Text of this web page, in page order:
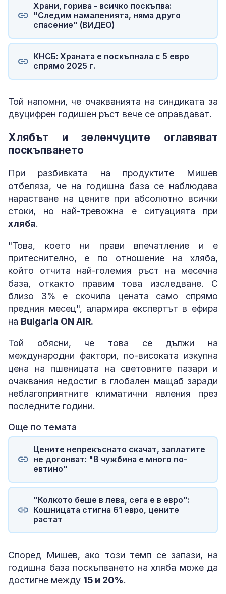
Храни, горива - всичко поскъпва:
"Следим намаленията, няма друго
спасение" (ВИДЕО)
КНСБ: Храната е поскъпнала с 5 евро
спрямо 2025 г.
Той напомни, че очакванията на синдиката за
двуцифрен годишен ръст вече се оправдават.
Хлябът и зеленчуците оглавяват
поскъпването
При разбивката на продуктите Мишев
отбеляза, че на годишна база се наблюдава
нарастване на цените при абсолютно всички
стоки, но най-тревожна е ситуацията при
хляба.
"Това, което ни прави впечатление и е
притеснително, е по отношение на хляба,
който отчита най-големия ръст на месечна
база, откакто правим това изследване. С
близо 3% е скочила цената само спрямо
предния месец", алармира експертът в ефира
на Bulgaria ON AIR.
Той обясни, че това се дължи на
международни фактори, по-високата изкупна
цена на пшеницата на световните пазари и
очаквания недостиг в глобален мащаб заради
неблагоприятните климатични явления през
последните години.
Още по темата
Цените непрекъснато скачат, заплатите
не догонват: "В чужбина е много по-
евтино"
"Колкото беше в лева, сега е в евро":
Кошницата стигна 61 евро, цените
растат
Според Мишев, ако този темп се запази, на
годишна база поскъпването на хляба може да
достигне между 15 и 20%.